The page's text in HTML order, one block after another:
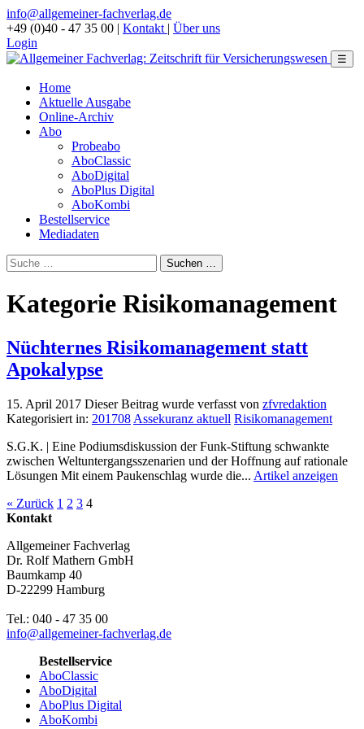
info@allgemeiner-fachverlag.de
+49 (0)40 - 47 35 00 | Kontakt | Über uns
Login
☰
Home
Aktuelle Ausgabe
Online-Archiv
Abo
Probeabo
AboClassic
AboDigital
AboPlus Digital
AboKombi
Bestellservice
Mediadaten
Kategorie Risikomanagement
Nüchternes Risikomanagement statt
Apokalypse
15. April 2017 Dieser Beitrag wurde verfasst von zfvredaktion
Kategorisiert in: 201708 Assekuranz aktuell Risikomanagement
S.G.K. | Eine Podiumsdiskussion der Funk-Stiftung schwankte
zwischen Weltuntergangsszenarien und der Hoffnung auf rationale
Lösungen Mit einem Paukenschlag wurde die... Artikel anzeigen
« Zurück 1 2 3 4
Kontakt
Allgemeiner Fachverlag
Dr. Rolf Mathern GmbH
Baumkamp 40
D-22299 Hamburg
Tel.: 040 - 47 35 00
info@allgemeiner-fachverlag.de
Bestellservice
AboClassic
AboDigital
AboPlus Digital
AboKombi